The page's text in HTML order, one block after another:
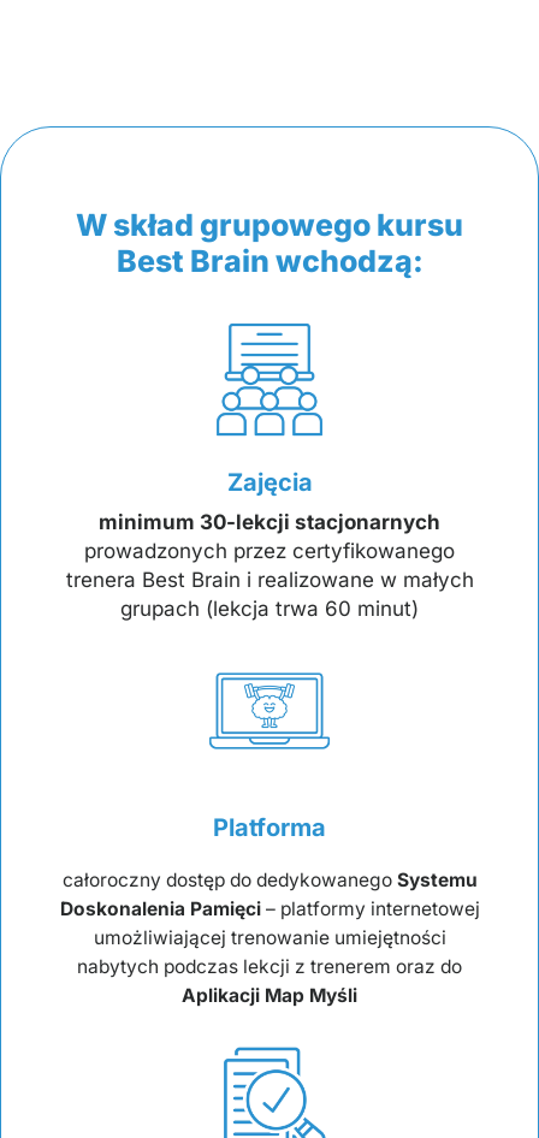
W skład grupowego kursu
Best Brain wchodzą:
Zajęcia
minimum 30-lekcji stacjonarnych
prowadzonych przez certyfikowanego
trenera Best Brain i realizowane w małych
grupach (lekcja trwa 60 minut)
Platforma
całoroczny dostęp do dedykowanego Systemu
Doskonalenia Pamięci– platformy internetowej
umożliwiającej trenowanie umiejętności
nabytych podczas lekcji z trenerem oraz do
Aplikacji Map Myśli